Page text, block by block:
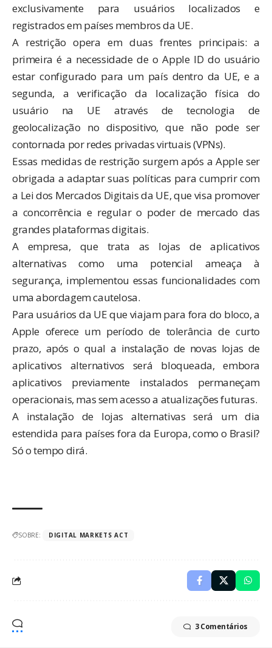
exclusivamente para usuários localizados e
registrados em países membros da UE.
A restrição opera em duas frentes principais: a
primeira é a necessidade de o Apple ID do usuário
estar configurado para um país dentro da UE, e a
segunda, a verificação da localização física do
usuário na UE através de tecnologia de
geolocalização no dispositivo, que não pode ser
contornada por redes privadas virtuais (VPNs).
Essas medidas de restrição surgem após a Apple ser
obrigada a adaptar suas políticas para cumprir com
a Lei dos Mercados Digitaisda UE, que visa promover
a concorrência e regular o poder de mercado das
grandes plataformas digitais.
A empresa, que trata as lojas de aplicativos
alternativas como uma potencial ameaça à
segurança, implementou essas funcionalidades com
uma abordagem cautelosa.
Para usuários da UE que viajam para fora do bloco, a
Apple oferece um período de tolerância de curto
prazo, após o qual a instalação de novas lojas de
aplicativos alternativos será bloqueada, embora
aplicativos previamente instalados permaneçam
operacionais, mas sem acesso a atualizações futuras.
A instalação de lojas alternativas será um dia
estendida para países fora da Europa, como o Brasil?
Só o tempo dirá.
SOBRE: DIGITAL MARKETS ACT
3 Comentários